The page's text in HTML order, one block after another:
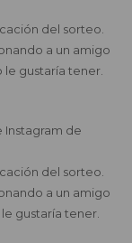
del sorteo.
a un amigo
gustaría tener.
Instagram de
del sorteo.
a un amigo
gustaría tener.